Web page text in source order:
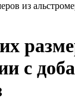
из
c